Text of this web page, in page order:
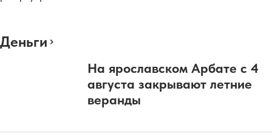
Деньги
На ярославском Арбате с 4
августа закрывают летние
веранды